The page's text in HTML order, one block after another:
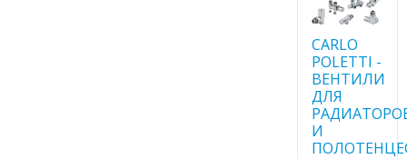
CARLO
POLETTI -
ВЕНТИЛИ
ДЛЯ
И